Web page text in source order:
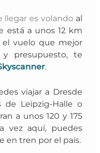
llegar es volando al
está a unos 12 km
el vuelo que mejor
presupuesto, te
.
viajar a Dresde
de Leipzig-Halle o
a unos 120 y 175
vez aquí, puedes
en tren por el país.